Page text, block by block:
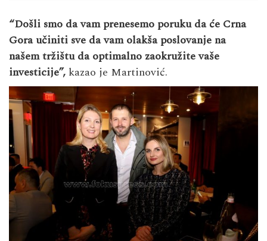
“Došli smo da vam prenesemo poruku da će Crna
Gora učiniti sve da vam olakša poslovanje na
našem tržištu da optimalno zaokružite vaše
investicije”, kazao je Martinović.